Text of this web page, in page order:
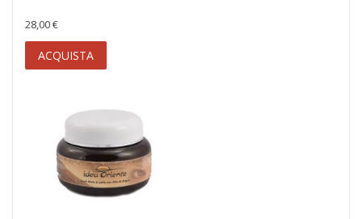
28,00 €
ACQUISTA